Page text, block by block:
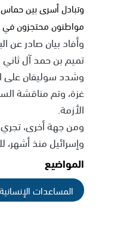
مواطنون محتجزون في
وأفاد بيان صادر عن
تميم بن حمد آل
وشدد سوليفان على
غزة، وتم مناقشة
الأزمة.
ومن جهة أخرى،
وإسرائيل منذ أشهر،
المواضيع
المساعدات الإنسانية